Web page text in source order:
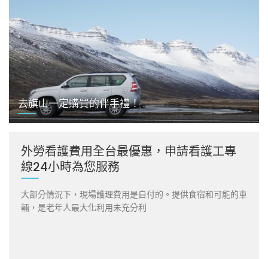
去旗山一定購買的伴手禮！
外勞看護費用全台最優惠，申請看護工專
線24小時為您服務
大部分情況下，現場護理費用是自付的。提供食宿和可能的車
輛，是老年人最大化利用未充分利